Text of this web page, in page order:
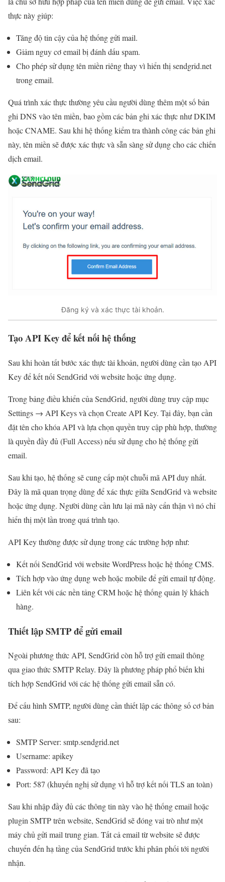
thực này giúp:
Tăng độ tin cậy của hệ thống gửi mail.
Giảm nguy cơ email bị đánh dấu spam.
Cho phép sử dụng tên miền riêng thay vì hiển thị sendgrid.net
trong email.
Quá trình xác thực thường yêu cầu người dùng thêm một số bản
ghi DNS vào tên miền, bao gồm các bản ghi xác thực như DKIM
hoặc CNAME. Sau khi hệ thống kiểm tra thành công các bản ghi
này, tên miền sẽ được xác thực và sẵn sàng sử dụng cho các chiến
dịch email.
Đăng ký và xác thực tài khoản.
Tạo API Key để kết nối hệ thống
Sau khi hoàn tất bước xác thực tài khoản, người dùng cần tạo API
Key để kết nối SendGrid với website hoặc ứng dụng.
Trong bảng điều khiển của SendGrid, người dùng truy cập mục
Settings → API Keys và chọn Create API Key. Tại đây, bạn cần
đặt tên cho khóa API và lựa chọn quyền truy cập phù hợp, thường
là quyền đầy đủ (Full Access) nếu sử dụng cho hệ thống gửi
email.
Sau khi tạo, hệ thống sẽ cung cấp một chuỗi mã API duy nhất.
Đây là mã quan trọng dùng để xác thực giữa SendGrid và website
hoặc ứng dụng. Người dùng cần lưu lại mã này cẩn thận vì nó chỉ
hiển thị một lần trong quá trình tạo.
API Key thường được sử dụng trong các trường hợp như:
Kết nối SendGrid với website WordPress hoặc hệ thống CMS.
Tích hợp vào ứng dụng web hoặc mobile để gửi email tự động.
Liên kết với các nền tảng CRM hoặc hệ thống quản lý khách
hàng.
Thiết lập SMTP để gửi email
Ngoài phương thức API, SendGrid còn hỗ trợ gửi email thông
qua giao thức SMTP Relay. Đây là phương pháp phổ biến khi
tích hợp SendGrid với các hệ thống gửi email sẵn có.
Để cấu hình SMTP, người dùng cần thiết lập các thông số cơ bản
sau:
SMTP Server: smtp.sendgrid.net
Username: apikey
Password: API Key đã tạo
Port: 587 (khuyến nghị sử dụng vì hỗ trợ kết nối TLS an toàn)
Sau khi nhập đầy đủ các thông tin này vào hệ thống email hoặc
plugin SMTP trên website, SendGrid sẽ đóng vai trò như một
máy chủ gửi mail trung gian. Tất cả email từ website sẽ được
chuyển đến hạ tầng của SendGrid trước khi phân phối tới người
nhận.